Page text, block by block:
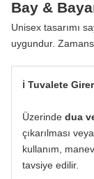
Bay &
Unisex tasarımı
uygundur.
ℹ️ Tuvalete
Üzerinde dua
çıkarılması
kullanım,
tavsiye edilir.